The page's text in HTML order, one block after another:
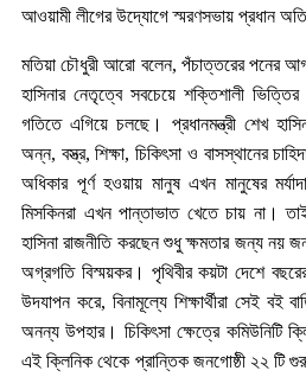
আওয়ামী লীগের উদ্যোগে স্মরণসভায় প্রধান
মতিয়া চৌধুরী আরো বলেন, পঁচাত্তরের পনের
হাসিনার নেতৃত্বে সবচেয়ে শক্তিশালী
গতিতে এগিয়ে চলছে। প্রধানমন্ত্রী শেখ
অন্ন, বস্ত্র, শিক্ষা, চিকিৎসা ও বাসস্থানের
অধিকার পূর্ণ হওয়ায় মানুষ এখন মানুষের
মিসকিনরা এখন পান্তাভাত খেতে চায়
হাসিনা রাজনীতি করছেন শুধু ক্ষমতার জন্য নয়
অগ্রগতি বিস্ময়কর। পৃথিবীর কয়টা দেশে
উদযাপন করে, বিনামূল্যে শিক্ষার্থীরা সেই বই
অনন্য উপহার। চিকিৎসা ক্ষেত্রে কমিউনিটি
এই ক্লিনিক থেকে প্রান্তিক জনগোষ্ঠী ২২ টি